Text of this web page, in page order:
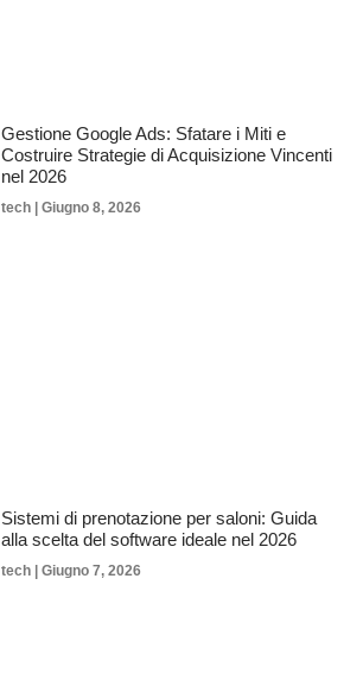
Gestione Google Ads: Sfatare i Miti e
Costruire Strategie di Acquisizione Vincenti
nel 2026
tech Giugno 8, 2026
Sistemi di prenotazione per saloni: Guida
alla scelta del software ideale nel 2026
tech Giugno 7, 2026